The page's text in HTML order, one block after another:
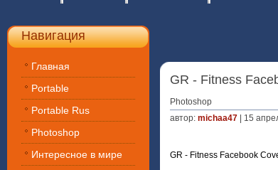
Навигация
Главная
Portable
Portable Rus
Photoshop
Интересное в мире
GR - Fitness
Photoshop
автор: michaa47 | 15
GR - Fitness Facebook